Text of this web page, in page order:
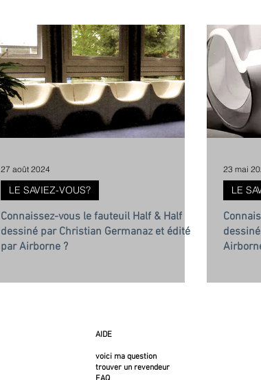
27 août 2024
LE SAVIEZ-VOUS?
Connaissez-vous le fauteuil Half & Half
dessiné par Christian Germanaz et édité
par Airborne ?
23 mai
LE
AIDE
voici ma question
trouver un revendeur